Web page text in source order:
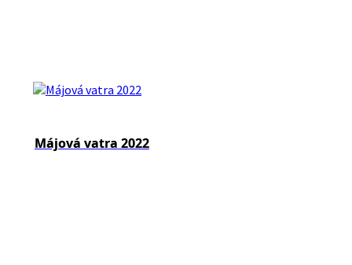
Májová vatra 2022